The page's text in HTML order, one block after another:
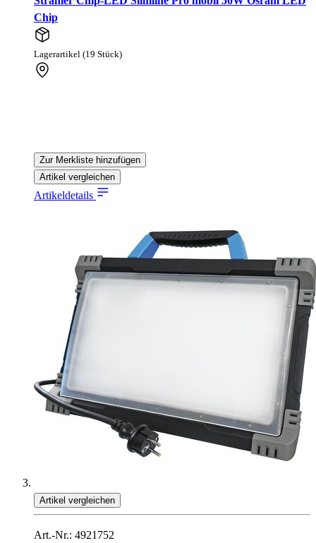
Chip
Lagerartikel (19 Stück)
Zur Merkliste hinzufügen
Artikel vergleichen
Artikeldetails
Artikel vergleichen
Art.-Nr.: 4921752